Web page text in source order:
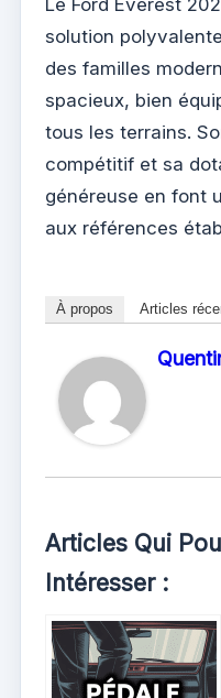
solution
des familles
spacieux, bien
tous les terrains.
compétitif et sa
généreuse en font
aux références
À propos Articles
Articles Qui
Intéresser :